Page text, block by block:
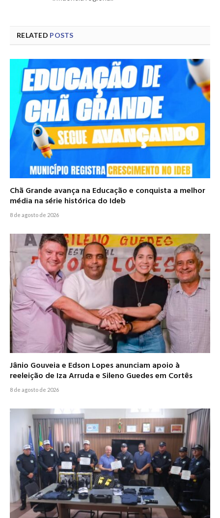
RELATED POSTS
Chã Grande avança na Educação e conquista a melhor
média na série histórica do Ideb
8 de agosto de 2026
Jânio Gouveia e Edson Lopes anunciam apoio à
reeleição de Iza Arruda e Sileno Guedes em Cortês
8 de agosto de 2026